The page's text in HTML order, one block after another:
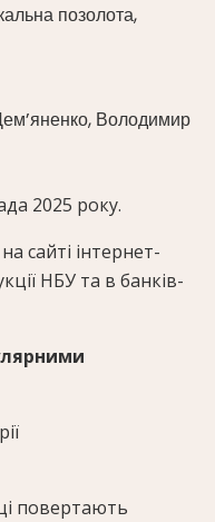
позолота,
Володимир
2025 року.
сайті інтернет-
НБУ та в банків-
повертають